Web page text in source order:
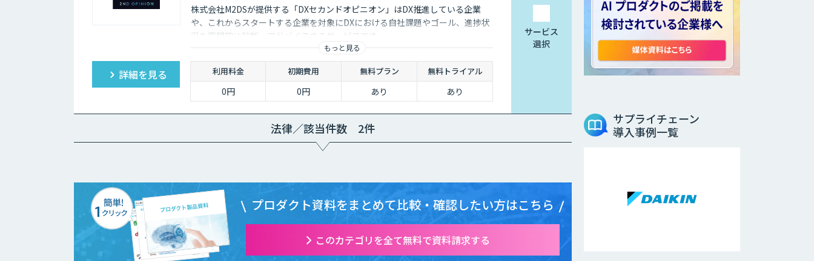
株式会社M2DSが提供する「DXセカンドオピニオン」はDX推進している企業
や、これからスタートする企業を対象にDXにおける自社課題やゴール、進捗状
況を客観的に診断・アドバイスするサービスです
もっと見る
詳細を見る 利用料金 初期費用 無料プラン 無料トライアル
0円 0円 あり あり
サービス
選択
法律／該当件数 2件
プロダクト資料をまとめて比較・確認したい方はこちら
このカテゴリを全て無料で資料請求する
サプライチェーン
導入事例一覧